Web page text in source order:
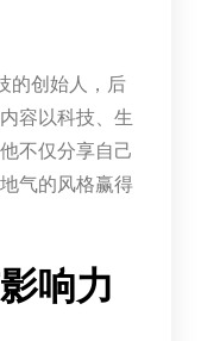
的创始人，后
容以科技、生
不仅分享自己
气的风格赢得
响力